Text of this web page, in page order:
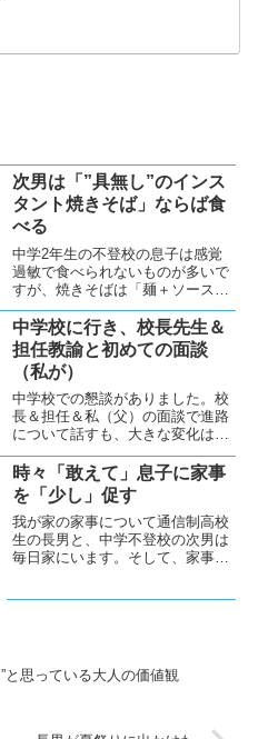
次男は「”具無し”のインス
タント焼きそば」ならば食
べる
中学2年生の不登校の息子は感覚
過敏で食べられないものが多いで
すが、焼きそばは「麺＋ソースの
み」ならば食べられるようになり
ました。味覚を含めた感覚・好み
は人それぞれ異なることを改めて
認識しました。
中学校に行き、校長先生＆
担任教諭と初めての面談
（私が）
中学校での懇談がありました。校
長＆担任＆私（父）の面談で進路
について話すも、大きな変化は難
しい様子。校長は熱心すぎて、次
男へのプレッシャーにならないか
今後が心配です。
時々「敢えて」息子に家事
を「少し」促す
我が家の家事について通信制高校
生の長男と、中学不登校の次男は
毎日家にいます。そして、家事は
と思っている大人の価値観